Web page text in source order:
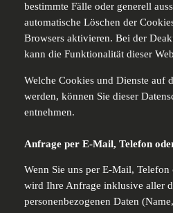
bestimmte Fälle oder generell
automatische Löschen der
Browsers aktivieren. Bei der
kann die Funktionalität dieser
Welche Cookies und Dienste auf
werden, können Sie dieser
entnehmen.
Anfrage per E-Mail, Telefon
Wenn Sie uns per E-Mail,
wird Ihre Anfrage inklusive aller
personenbezogenen Daten